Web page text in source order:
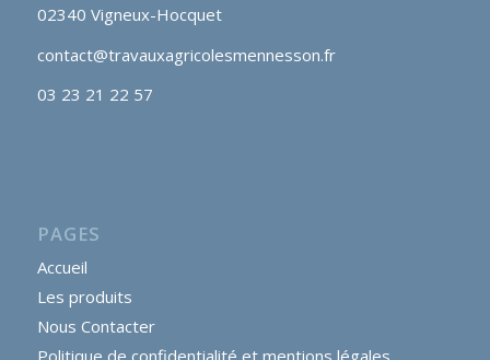
02340 Vigneux-Hocquet
contact@travauxagricolesmennesson.fr
03 23 21 22 57
PAGES
Accueil
Les produits
Nous Contacter